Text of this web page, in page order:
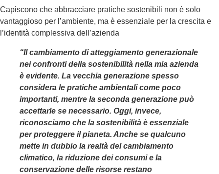
Capiscono che abbracciare pratiche sostenibili non è solo
vantaggioso per l’ambiente, ma è essenziale per la crescita e
l’identità complessiva dell’azienda
“Il cambiamento di atteggiamento generazionale
nei confronti della sostenibilità nella mia azienda
è evidente. La vecchia generazione spesso
considera le pratiche ambientali come poco
importanti, mentre la seconda generazione può
accettarle se necessario. Oggi, invece,
riconosciamo che la sostenibilità è essenziale
per proteggere il pianeta. Anche se qualcuno
mette in dubbio la realtà del cambiamento
climatico, la riduzione dei consumi e la
conservazione delle risorse restano